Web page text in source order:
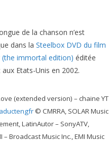
de la chanson n’est
dans la Steelbox DVD du film
(the immortal edition) éditée
Etats-Unis en 2002.
(extended version) – chaine YT
© CMRRA, SOLAR Music
LatinAutor – SonyATV,
– Broadcast Music Inc., EMI Music